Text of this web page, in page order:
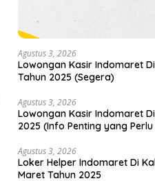
Agustus 3, 2026
Lowongan Kasir Indomaret
Tahun 2025 (Segera)
Agustus 3, 2026
Lowongan Kasir Indomaret
2025 (Info Penting yang
Agustus 3, 2026
Loker Helper Indomaret Di
Maret Tahun 2025